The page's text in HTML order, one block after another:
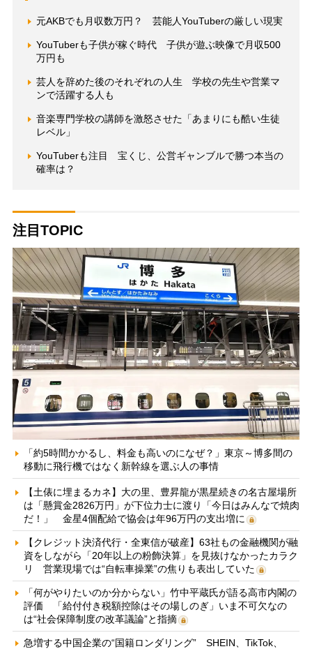
元AKBでも月収数万円？ 芸能人YouTuberの厳しい現実
YouTuberも子供が稼ぐ時代 子供が遊ぶ映像で月収500
万円も
芸人を辞めた後のそれぞれの人生 学校の先生や営業マ
ンで活躍する人も
音楽専門学校の講師を激怒させた「あまりにも酷い生徒
レベル」
YouTuberも注目 宝くじ、公営ギャンブルで勝つ本当の
確率は？
注目TOPIC
「約5時間かかるし、料金も高いのになぜ？」東京～博多間の
移動に飛行機ではなく新幹線を選ぶ人の事情
【土俵に埋まるカネ】大の里、豊昇龍が黒星続きの名古屋場所
は「懸賞金2826万円」が下位力士に渡り「今日はみんなで焼肉
だ！」 金星4個配給で協会は年96万円の支出増に
【クレジット決済代行・全東信が破産】63社もの金融機関が融
資をしながら「20年以上の粉飾決算」を見抜けなかったカラク
リ 営業現場では“自転車操業”の焦りも表出していた
「何がやりたいのか分からない」竹中平蔵氏が語る高市内閣の
評価 「給付付き税額控除はその場しのぎ」いま不可欠なの
は“社会保障制度の改革議論”と指摘
急増する中国企業の“国籍ロンダリング” SHEIN、TikTok、